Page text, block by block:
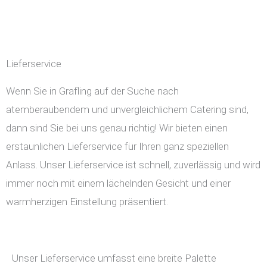
Lieferservice
Wenn Sie in Grafling auf der Suche nach
atemberaubendem und unvergleichlichem Catering sind,
dann sind Sie bei uns genau richtig! Wir bieten einen
erstaunlichen Lieferservice für Ihren ganz speziellen
Anlass. Unser Lieferservice ist schnell, zuverlässig und wird
immer noch mit einem lächelnden Gesicht und einer
warmherzigen Einstellung präsentiert.
Unser Lieferservice umfasst eine breite Palette